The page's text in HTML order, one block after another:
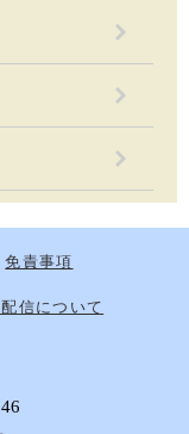
免責事項
信について